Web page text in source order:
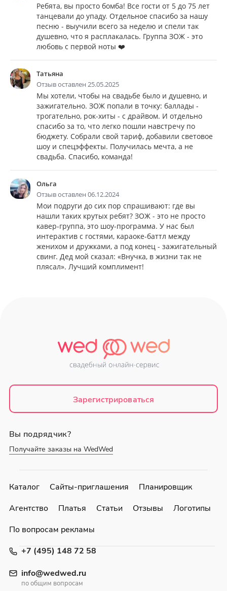
Ребята, вы просто бомба! Все гости от 5 до 75 лет
танцевали до упаду. Отдельное спасибо за нашу
песню - выучили всего за неделю и спели так
душевно, что я расплакалась. Группа ЗОЖ - это
любовь с первой ноты ❤️
Татьяна
Отзыв оставлен 25.05.2025
Мы хотели, чтобы на свадьбе было и душевно, и
зажигательно. ЗОЖ попали в точку: баллады -
трогательно, рок-хиты - с драйвом. И отдельно
спасибо за то, что легко пошли навстречу по
бюджету. Собрали свой тариф, добавили световое
шоу и спецэффекты. Получилась мечта, а не
свадьба. Спасибо, команда!
Ольга
Отзыв оставлен 06.12.2024
Мои подруги до сих пор спрашивают: где вы
нашли таких крутых ребят? ЗОЖ - это не просто
кавер-группа, это шоу-программа. У нас был
интерактив с гостями, караоке-баттл между
женихом и дружками, а под конец - зажигательный
свинг. Дед мой сказал: «Внучка, в жизни так не
плясал». Лучший комплимент!
Зарегистрироваться
Вы подрядчик?
Получайте заказы на WedWed
+7 (495) 148 72 58
info@wedwed.ru
по общим вопросам
Каталог Сайты-приглашения
Планировщик
Агентство
Платья Статьи Отзывы
Логотипы
По вопросам рекламы